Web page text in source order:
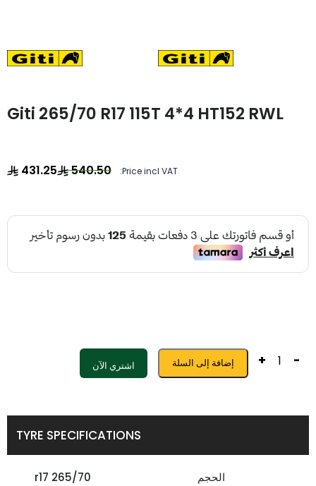
Giti 265/70 R17 115T 4*4 HT152 RWL
Price incl VAT:
540.50
431.25
-
+ إضافة إلى السلة اشتري الآن
TYRE SPECIFICATIONS
الحجم 265/70 r17